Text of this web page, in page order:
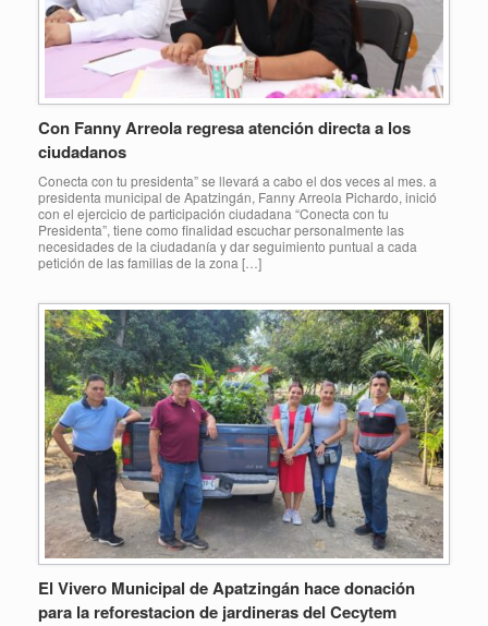
Con Fanny Arreola regresa atención directa a los
ciudadanos
Conecta con tu presidenta” se llevará a cabo el dos veces al mes. a
presidenta municipal de Apatzingán, Fanny Arreola Pichardo, inició
con el ejercicio de participación ciudadana “Conecta con tu
Presidenta”, tiene como finalidad escuchar personalmente las
necesidades de la ciudadanía y dar seguimiento puntual a cada
petición de las familias de la zona […]
El Vivero Municipal de Apatzingán hace donación
para la reforestacion de jardineras del Cecytem